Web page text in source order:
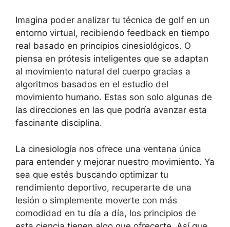
Imagina poder analizar tu técnica de golf en un
entorno virtual, recibiendo feedback en tiempo
real basado en principios cinesiológicos. O
piensa en prótesis inteligentes que se adaptan
al movimiento natural del cuerpo gracias a
algoritmos basados en el estudio del
movimiento humano. Estas son solo algunas de
las direcciones en las que podría avanzar esta
fascinante disciplina.
La cinesiología nos ofrece una ventana única
para entender y mejorar nuestro movimiento. Ya
sea que estés buscando optimizar tu
rendimiento deportivo, recuperarte de una
lesión o simplemente moverte con más
comodidad en tu día a día, los principios de